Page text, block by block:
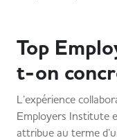
Top
t-on
L’expérience
Employers Institute
attribue au terme